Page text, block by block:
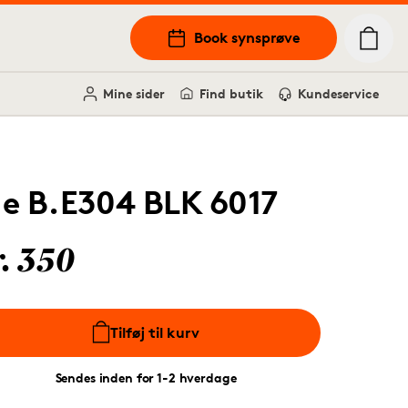
Book synsprøve
Mine sider Find butik Kundeservice
B.E304 BLK 6017
350
Tilføj til kurv
Sendes inden for 1-2 hverdage